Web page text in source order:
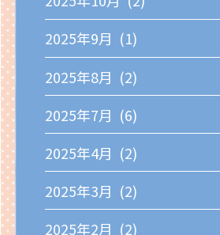
2025年9月 (1)
2025年8月 (2)
2025年7月 (6)
2025年4月 (2)
2025年3月 (2)
2025年2月 (2)